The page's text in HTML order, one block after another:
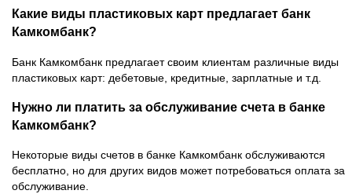
Какие виды пластиковых карт предлагает банк
Камкомбанк?
Банк Камкомбанк предлагает своим клиентам различные виды
пластиковых карт: дебетовые, кредитные, зарплатные и т.д.
Нужно ли платить за обслуживание счета в банке
Камкомбанк?
Некоторые виды счетов в банке Камкомбанк обслуживаются
бесплатно, но для других видов может потребоваться оплата за
обслуживание.